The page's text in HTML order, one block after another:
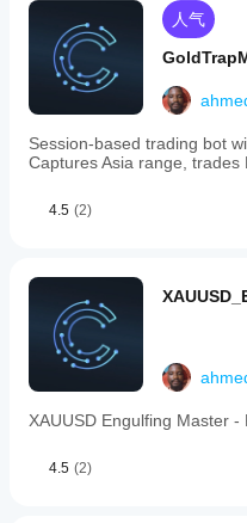
访问权限: 无需权限
显示历史: 最近 2 根 H4
警报
: 声音文件 + 屏幕横
版本: 1.
为在 M1 上交易智
实时逐根 K线观
risk-
reward
ratios.
Alerts
and
on-
notifications
trigger
H4
candle
upon
CISD
confirmation.
tool
supports
with
人气
Session-based trading bot
Captures Asia range,
4.5 (2)
XAUUSD Engulfing Master
4.5 (2)